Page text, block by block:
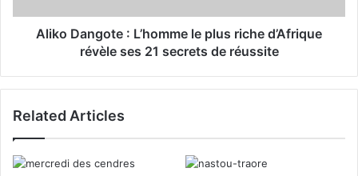
Aliko Dangote : L’homme le plus riche d’Afrique
révèle ses 21 secrets de réussite
Related Articles